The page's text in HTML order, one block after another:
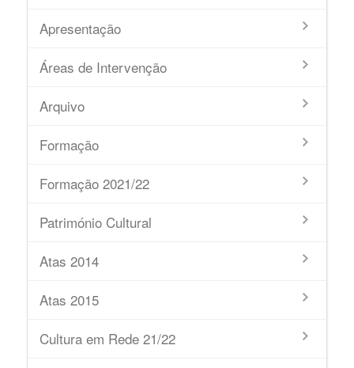
Apresentação
Áreas de Intervenção
Arquivo
Formação
Formação 2021/22
Património Cultural
Atas 2014
Atas 2015
Cultura em Rede 21/22